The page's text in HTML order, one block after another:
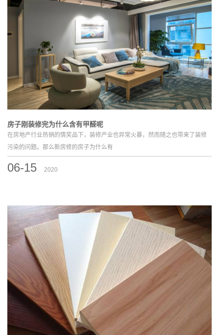
房子刚装修完为什么含有甲醛呢
在房地产行业热销的情奖品下，装修产业也异常火暴，然而随之也带来了装修
污染的问题。那么新房修的房子为什么有
06-15 2020